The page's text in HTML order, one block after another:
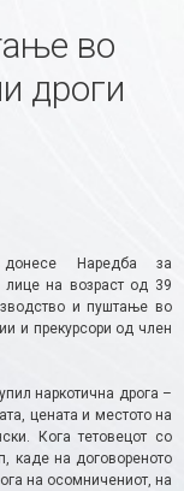
во
дроги
донесе Наредба за
лице на возраст од 39
и пуштање во
и прекурсори од член
наркотична дрога –
цената и местото на
Кога тетовецот со
каде на договореното
на осомничениот, на